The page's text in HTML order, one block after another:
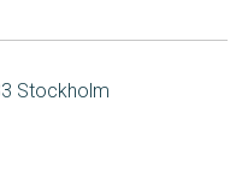
Stockholm